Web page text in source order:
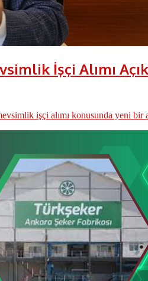
İşçi Alımı
işçi alımı konusunda yeni bir